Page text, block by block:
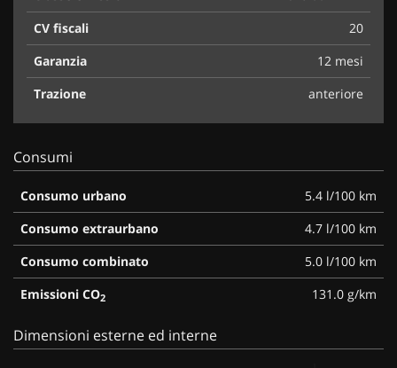
CV fiscali
20
Garanzia
12 mesi
Trazione
anteriore
Consumi
Consumo urbano
5.4 l/100 km
Consumo extraurbano
4.7 l/100 km
Consumo combinato
5.0 l/100 km
Emissioni CO2 131.0 g/km
Dimensioni esterne ed interne